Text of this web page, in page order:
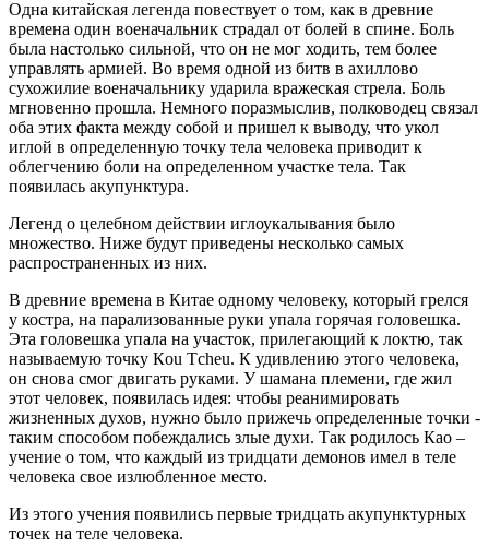
Одна китайская легенда повествует о том, как в древние
времена один военачальник страдал от болей в спине. Боль
была настолько сильной, что он не мог ходить, тем более
управлять армией. Во время одной из битв в ахиллово
сухожилие военачальнику ударила вражеская стрела. Боль
мгновенно прошла. Немного поразмыслив, полководец связал
оба этих факта между собой и пришел к выводу, что укол
иглой в определенную точку тела человека приводит к
облегчению боли на определенном участке тела. Так
появилась акупунктура.
Легенд о целебном действии иглоукалывания было
множество. Ниже будут приведены несколько самых
распространенных из них.
В древние времена в Китае одному человеку, который грелся
у костра, на парализованные руки упала горячая головешка.
Эта головешка упала на участок, прилегающий к локтю, так
называемую точку Кou Тcheu. К удивлению этого человека,
он снова смог двигать руками. У шамана племени, где жил
этот человек, появилась идея: чтобы реанимировать
жизненных духов, нужно было прижечь определенные точки -
таким способом побеждались злые духи. Так родилось Као –
учение о том, что каждый из тридцати демонов имел в теле
человека свое излюбленное место.
Из этого учения появились первые тридцать акупунктурных
точек на теле человека.